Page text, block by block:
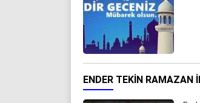
ENDER TEKIN RAMAZAN